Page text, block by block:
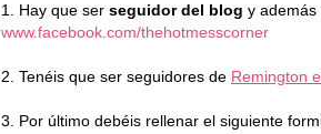
1. Hay que ser seguidor del blog y además
www.facebook.com/thehotmesscorner
2. Tenéis que ser seguidores de Remington
3. Por último debéis rellenar el siguiente